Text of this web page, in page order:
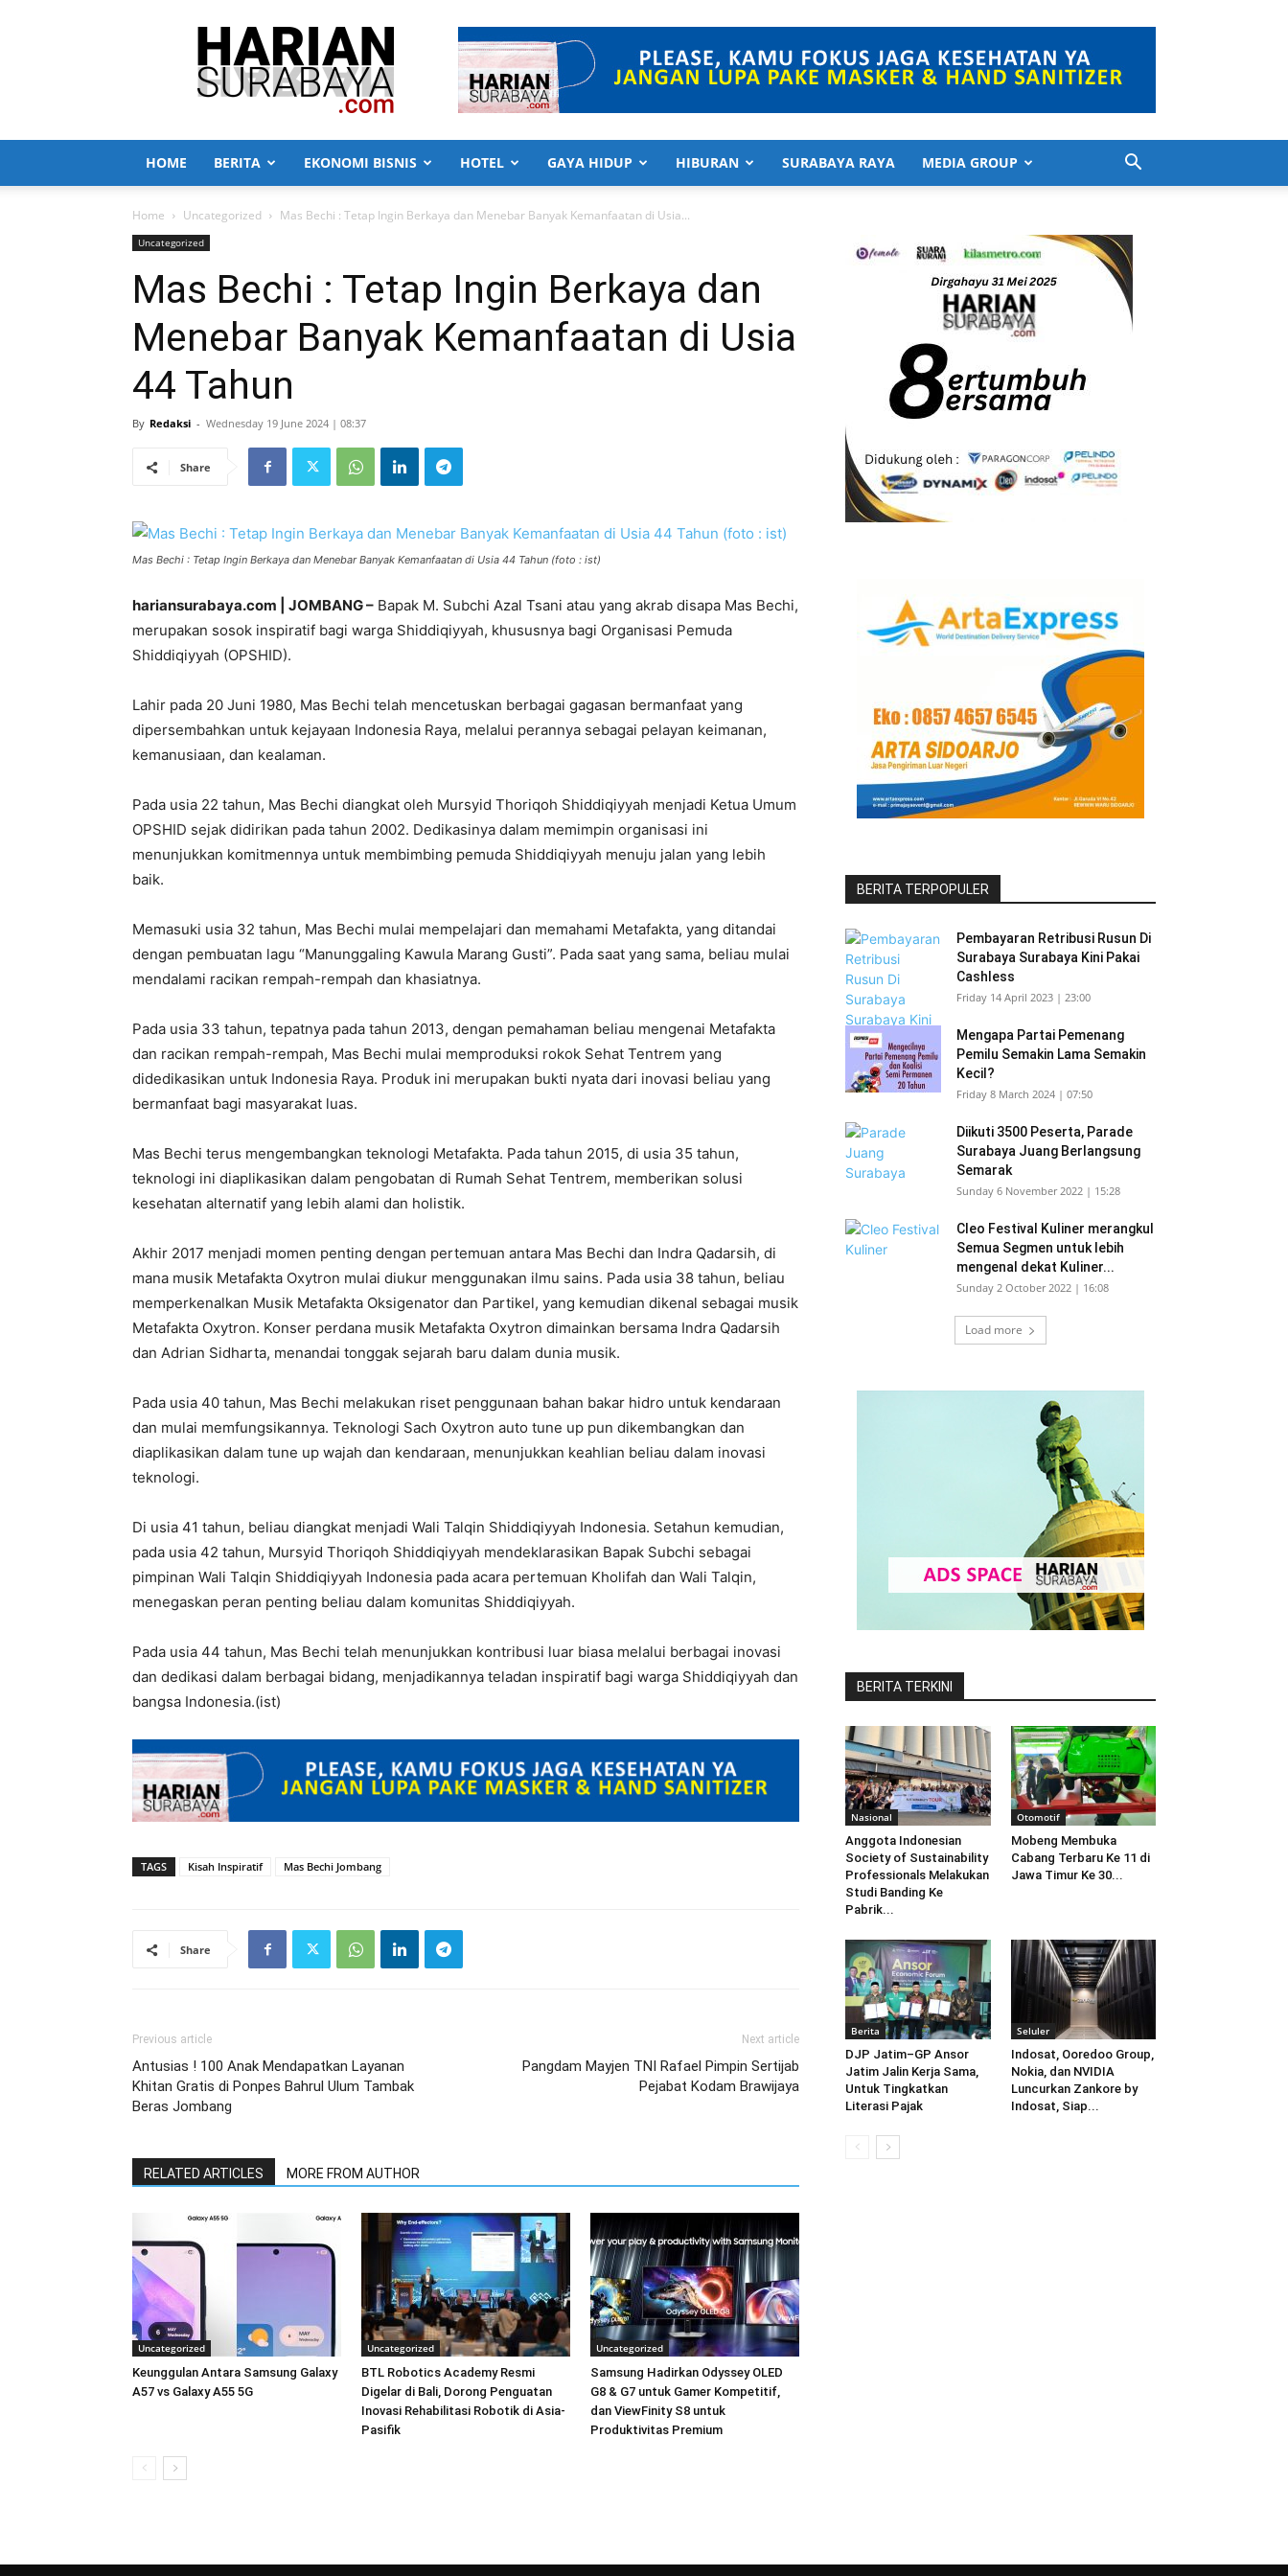
Harian
Surabaya
HOME BERITA EKONOMI BISNIS HOTEL GAYA HIDUP HIBURAN SURABAYA RAYA MEDIA GROUP
Home Uncategorized Mas Bechi : Tetap Ingin Berkaya dan Menebar Banyak Kemanfaatan di Usia...
Uncategorized
Mas Bechi : Tetap Ingin Berkaya dan
Menebar Banyak Kemanfaatan di Usia
44 Tahun
By Redaksi - Wednesday 19 June 2024 | 08:37
Share
Mas Bechi : Tetap Ingin Berkaya dan Menebar Banyak Kemanfaatan di Usia 44 Tahun (foto : ist)
hariansurabaya.com | JOMBANG – Bapak M. Subchi Azal Tsani atau yang akrab disapa Mas Bechi,
merupakan sosok inspiratif bagi warga Shiddiqiyyah, khususnya bagi Organisasi Pemuda
Shiddiqiyyah (OPSHID).
Lahir pada 20 Juni 1980, Mas Bechi telah mencetuskan berbagai gagasan bermanfaat yang
dipersembahkan untuk kejayaan Indonesia Raya, melalui perannya sebagai pelayan keimanan,
kemanusiaan, dan kealaman.
Pada usia 22 tahun, Mas Bechi diangkat oleh Mursyid Thoriqoh Shiddiqiyyah menjadi Ketua Umum
OPSHID sejak didirikan pada tahun 2002. Dedikasinya dalam memimpin organisasi ini
menunjukkan komitmennya untuk membimbing pemuda Shiddiqiyyah menuju jalan yang lebih
baik.
Memasuki usia 32 tahun, Mas Bechi mulai mempelajari dan memahami Metafakta, yang ditandai
dengan pembuatan lagu “Manunggaling Kawula Marang Gusti”. Pada saat yang sama, beliau mulai
mendalami racikan rempah-rempah dan khasiatnya.
Pada usia 33 tahun, tepatnya pada tahun 2013, dengan pemahaman beliau mengenai Metafakta
dan racikan rempah-rempah, Mas Bechi mulai memproduksi rokok Sehat Tentrem yang
didedikasikan untuk Indonesia Raya. Produk ini merupakan bukti nyata dari inovasi beliau yang
bermanfaat bagi masyarakat luas.
Mas Bechi terus mengembangkan teknologi Metafakta. Pada tahun 2015, di usia 35 tahun,
teknologi ini diaplikasikan dalam pengobatan di Rumah Sehat Tentrem, memberikan solusi
kesehatan alternatif yang lebih alami dan holistik.
Akhir 2017 menjadi momen penting dengan pertemuan antara Mas Bechi dan Indra Qadarsih, di
mana musik Metafakta Oxytron mulai diukur menggunakan ilmu sains. Pada usia 38 tahun, beliau
memperkenalkan Musik Metafakta Oksigenator dan Partikel, yang kemudian dikenal sebagai musik
Metafakta Oxytron. Konser perdana musik Metafakta Oxytron dimainkan bersama Indra Qadarsih
dan Adrian Sidharta, menandai tonggak sejarah baru dalam dunia musik.
Pada usia 40 tahun, Mas Bechi melakukan riset penggunaan bahan bakar hidro untuk kendaraan
dan mulai memfungsikannya. Teknologi Sach Oxytron auto tune up pun dikembangkan dan
diaplikasikan dalam tune up wajah dan kendaraan, menunjukkan keahlian beliau dalam inovasi
teknologi.
Di usia 41 tahun, beliau diangkat menjadi Wali Talqin Shiddiqiyyah Indonesia. Setahun kemudian,
pada usia 42 tahun, Mursyid Thoriqoh Shiddiqiyyah mendeklarasikan Bapak Subchi sebagai
pimpinan Wali Talqin Shiddiqiyyah Indonesia pada acara pertemuan Kholifah dan Wali Talqin,
menegaskan peran penting beliau dalam komunitas Shiddiqiyyah.
Pada usia 44 tahun, Mas Bechi telah menunjukkan kontribusi luar biasa melalui berbagai inovasi
dan dedikasi dalam berbagai bidang, menjadikannya teladan inspiratif bagi warga Shiddiqiyyah dan
bangsa Indonesia.(ist)
TAGS Kisah Inspiratif Mas Bechi Jombang
Share
Previous article
Antusias ! 100 Anak Mendapatkan Layanan
Khitan Gratis di Ponpes Bahrul Ulum Tambak
Beras Jombang
Next article
Pangdam Mayjen TNI Rafael Pimpin Sertijab
Pejabat Kodam Brawijaya
RELATED ARTICLES MORE FROM AUTHOR
Uncategorized
Keunggulan Antara Samsung Galaxy
A57 vs Galaxy A55 5G
Uncategorized
BTL Robotics Academy Resmi
Digelar di Bali, Dorong Penguatan
Inovasi Rehabilitasi Robotik di Asia-
Pasifik
Uncategorized
Samsung Hadirkan Odyssey OLED
G8 & G7 untuk Gamer Kompetitif,
dan ViewFinity S8 untuk
Produktivitas Premium
BERITA TERPOPULER
Pembayaran Retribusi Rusun Di
Surabaya Surabaya Kini Pakai
Cashless
Friday 14 April 2023 | 23:00
Mengapa Partai Pemenang
Pemilu Semakin Lama Semakin
Kecil?
Friday 8 March 2024 | 07:50
Diikuti 3500 Peserta, Parade
Surabaya Juang Berlangsung
Semarak
Sunday 6 November 2022 | 15:28
Cleo Festival Kuliner merangkul
Semua Segmen untuk lebih
mengenal dekat Kuliner...
Sunday 2 October 2022 | 16:08
Load more
BERITA TERKINI
Nasional
Anggota Indonesian
Society of Sustainability
Professionals Melakukan
Studi Banding Ke
Pabrik...
Otomotif
Mobeng Membuka
Cabang Terbaru Ke 11 di
Jawa Timur Ke 30...
Berita
DJP Jatim–GP Ansor
Jatim Jalin Kerja Sama,
Untuk Tingkatkan
Literasi Pajak
Seluler
Indosat, Ooredoo Group,
Nokia, dan NVIDIA
Luncurkan Zankore by
Indosat, Siap...